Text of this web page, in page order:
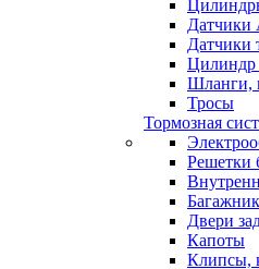
Датчики
Датчики
Цилиндр
Шланги,
Тросы
Тормозная
Решетки
Двери
Капоты
Клипсы,